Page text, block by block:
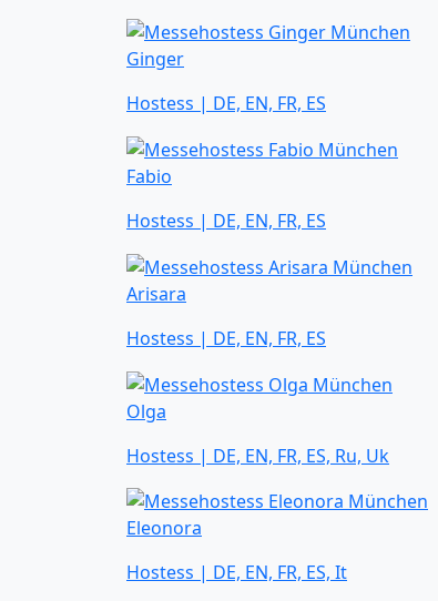
Ginger
Hostess | DE, EN, FR, ES
Fabio
Hostess | DE, EN, FR, ES
Arisara
Hostess | DE, EN, FR, ES
Olga
Hostess | DE, EN, FR, ES, Ru, Uk
Eleonora
Hostess | DE, EN, FR, ES, It